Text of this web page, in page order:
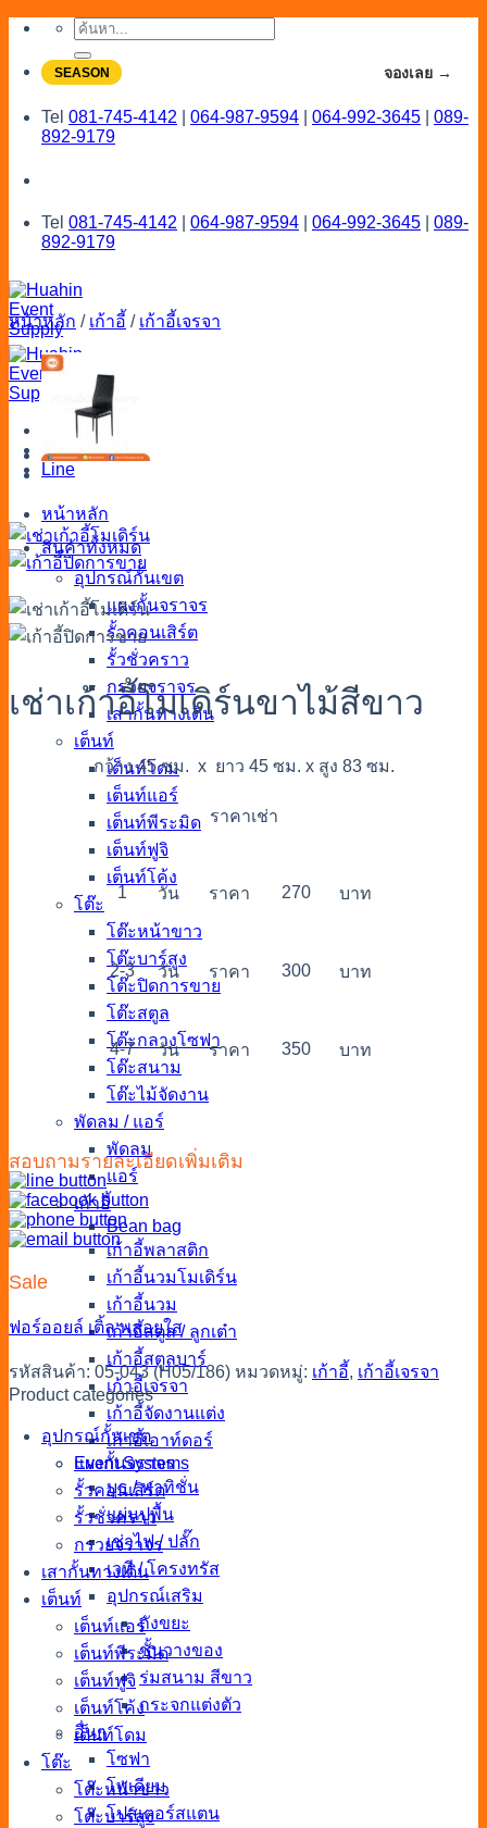
Skip
content
ค้นหา:
SEASON จองเลย →
Tel 081-745-4142 064-987-9594 064-992-3645
089-
892-9179
Tel 081-745-4142 064-987-9594 064-992-3645
089-
892-9179
Menu
Catalog
Line
หน้าหลัก
สินค้าทั้งหมด
อุปกรณ์กั้นเขต
แผงกั้นจราจร
รั้วคอนเสิร์ต
รั้วชั่วคราว
กรวยจราจร
เสากั้นทางเดิน
เต็นท์
เต็นท์โดม
เต็นท์แอร์
เต็นท์พีระมิด
เต็นท์ฟูจิ
เต็นท์โค้ง
โต๊ะ
โต๊ะหน้าขาว
โต๊ะบาร์สูง
โต๊ะปิดการขาย
โต๊ะสตูล
โต๊ะกลางโซฟา
โต๊ะสนาม
โต๊ะไม้จัดงาน
พัดลม / แอร์
พัดลม
แอร์
เก้าอี้
Bean bag
เก้าอี้พลาสติก
เก้าอี้นวมโมเดิร์น
เก้าอี้นวม
เก้าอี้สตูล / ลูกเต๋า
เก้าอี้สตูลบาร์
เก้าอี้เจรจา
เก้าอี้จัดงานแต่ง
เก้าอี้เอาท์ดอร์
Event Systems
บูธ / พาทิชั่น
แผ่นปูพื้น
เช่าไฟ / ปลั๊ก
เวที / โครงทรัส
อุปกรณ์เสริม
ถังขยะ
ชั้นวางของ
ร่มสนาม สีขาว
กระจกแต่งตัว
อื่นๆ
โซฟา
โพเดียม
โปสเตอร์สแตน
หน้าหลัก / เก้าอี้ / เก้าอี้เจรจา
เช่าเก้าอี้โมเดิร์นขาไม้สีขาว
กว้าง 45 ซม. x ยาว 45 ซม. x สูง 83 ซม.
ราคาเช่า
1 วัน ราคา 270 บาท
2-3 วัน ราคา 300 บาท
4-7 วัน ราคา 350 บาท
สอบถามรายละเอียดเพิ่มเติม
Sale
ฟอร์ออยล์ เติ้ล พลอยใส
รหัสสินค้า: 05-043 (H05/186) หมวดหมู่: เก้าอี้, เก้าอี้เจรจา
Product categories
อุปกรณ์กั้นเขต
แผงกั้นจราจร
รั้วคอนเสิร์ต
รั้วชั่วคราว
กรวยจราจร
เสากั้นทางเดิน
เต็นท์
เต็นท์แอร์
เต็นท์พีระมิด
เต็นท์ฟูจิ
เต็นท์โค้ง
เต็นท์โดม
โต๊ะ
โต๊ะหน้าขาว
โต๊ะบาร์สูง